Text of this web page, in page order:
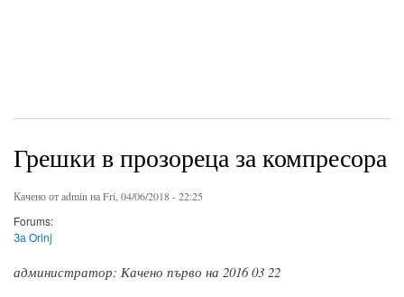
Грешки в прозореца за компресора
Качено отadmin на Fri, 04/06/2018 - 22:25
Forums:
За Orinj
администратор: Качено първо на 2016 03 22